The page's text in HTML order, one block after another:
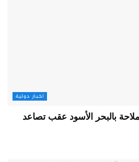
اخبار دولية
بالبحر الأسود عقب تصاعد